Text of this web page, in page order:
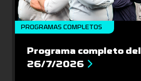
PROGRAMAS COMPLETOS
Programa completo del
26/7/2026